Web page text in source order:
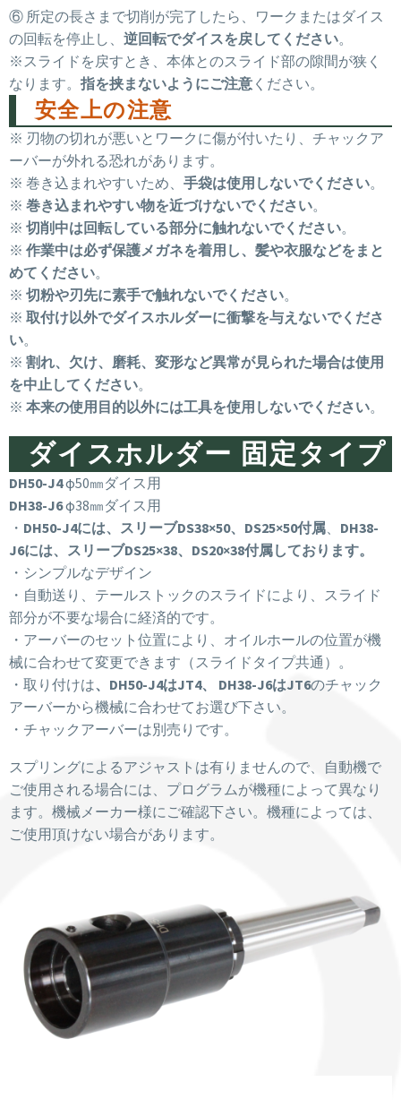
⑥ 所定の長さまで切削が完了したら、ワークまたはダイス
の回転を停止し、 逆回転でダイスを戻してください。
※スライドを戻すとき、本体とのスライド部の隙間が狭く
なります。 指を挟まないようにご注意 ください。
安全上の注意
※ 刃物の切れが悪いとワークに傷が付いたり、チャックア
ーバーが外れる恐れがあります。
※ 巻き込まれやすいため、 手袋は使用しないでください。
※ 巻き込まれやすい物を近づけないでください。
※ 切削中は回転している部分に触れないでください。
※ 作業中は必ず保護メガネを着用し、髪や衣服などをまと
めてください。
※ 切粉や刃先に素手で触れないでください。
※ 取付け以外でダイスホルダーに衝撃を与えないでくださ
い。
※ 割れ、欠け、磨耗、変形など異常が見られた場合は使用
を中止してください。
※ 本来の使用目的以外には工具を使用しないでください。
ダイスホルダー 固定タイプ
DH50-J4φ50㎜ダイス用
DH38-J6φ38㎜ダイス用
・ DH50-J4には、スリーブDS38×50、DS25×50付属
DH38-
J6には、スリーブDS25×38、DS20×38付属しております。
・シンプルなデザイン
・自動送り、テールストックのスライドにより、スライド
部分が不要な場合に経済的です。
・アーバーのセット位置により、オイルホールの位置が機
械に合わせて変更できます（スライドタイプ共通）。
・取り付けは、DH50-J4はJT4、 DH38-J6はJT6のチャック
アーバーから機械に合わせてお選び下さい。
・チャックアーバーは別売りです。
スプリングによるアジャストは有りませんので、自動機で
ご使用される場合には、プログラムが機種によって異なり
ます。機械メーカー様にご確認下さい。機種によっては、
ご使用頂けない場合があります。